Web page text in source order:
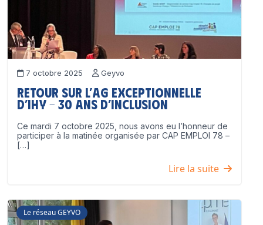
7 octobre 2025 Geyvo
Retour sur l’AG exceptionnelle
d’IHY – 30 ans d’inclusion
Ce mardi 7 octobre 2025, nous avons eu l’honneur de
participer à la matinée organisée par CAP EMPLOI 78 –
[…]
Lire la suite
Le réseau GEYVO